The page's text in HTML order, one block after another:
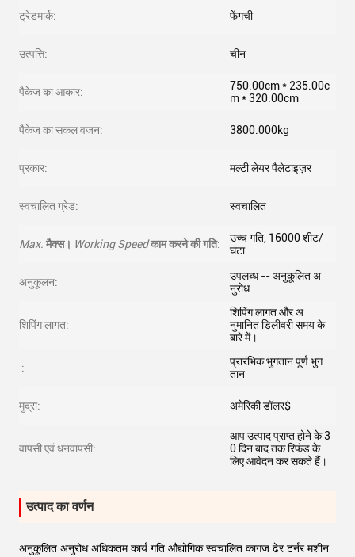
ट्रेडमार्क: फेंगची
उत्पत्ति: चीन
पैकेज का आकार:
750.00cm * 235.00c
m * 320.00cm
पैकेज का सकल वजन: 3800.000kg
प्रकार: मल्टी लेयर पैलेटाइज़र
स्वचालित ग्रेड: स्वचालित
Max. मैक्स। Working Speedकाम करने की गति:
उच्च गति, 16000 शीट/
घंटा
अनुकूलन:
उपलब्ध -- अनुकूलित अ
नुरोध
शिपिंग लागत:
शिपिंग लागत और अ
नुमानित डिलीवरी समय के
बारे में।
:
प्रारंभिक भुगतान पूर्ण भुग
तान
मुद्रा: अमेरिकी डॉलर$
वापसी एवं धनवापसी:
आप उत्पाद प्राप्त होने के 3
0 दिन बाद तक रिफंड के
लिए आवेदन कर सकते हैं।
उत्पाद का वर्णन
अनुकूलित अनुरोध अधिकतम कार्य गति औद्योगिक स्वचालित कागज ढेर टर्नर मशीन